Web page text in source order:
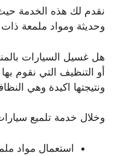
نقدم لك هذه الخدمة
وحديثة ومواد ملمعة
هل غسيل السيارات
أو التنظيف التي نقوم
ونتيجتها اكيدة وهي
وخلال خدمة تلميع
استعمال مواد